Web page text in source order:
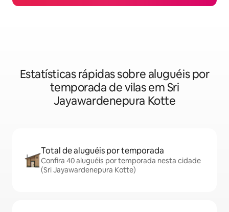
Estatísticas rápidas sobre aluguéis por
temporada de vilas em Sri
Jayawardenepura Kotte
Total de aluguéis por temporada
Confira 40 aluguéis por temporada nesta cidade
(Sri Jayawardenepura Kotte)